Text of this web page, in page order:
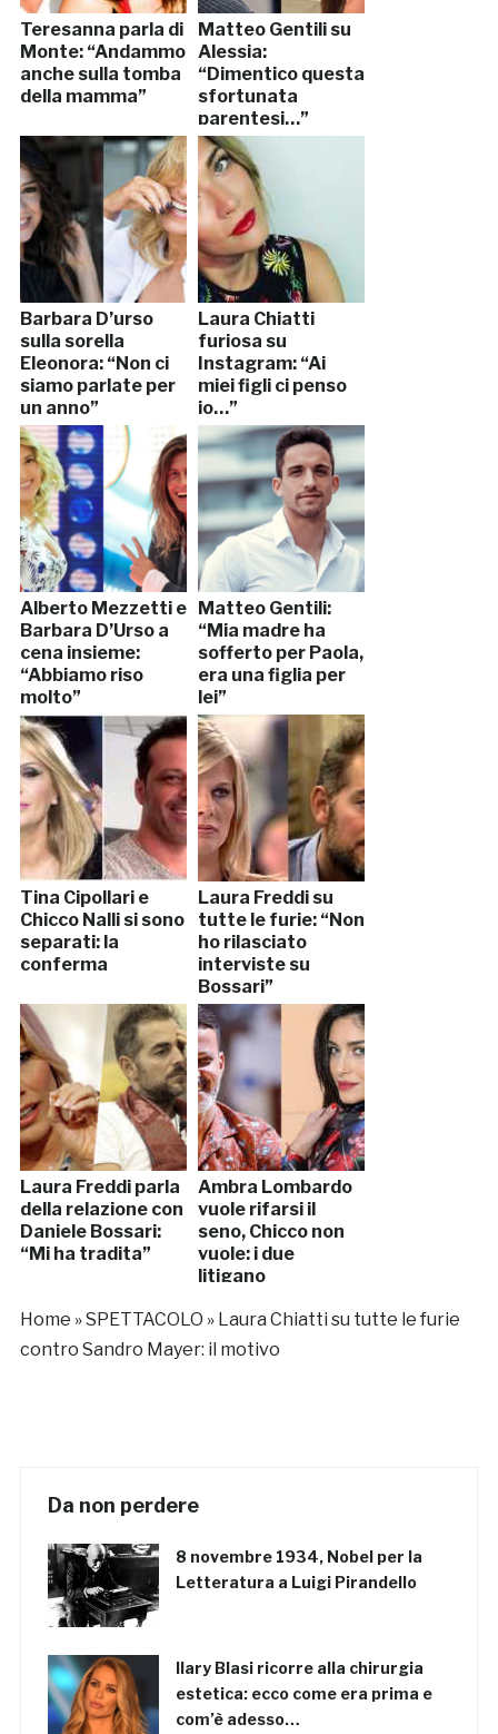
Teresanna parla di
Monte: “Andammo
anche sulla tomba
della mamma”
Matteo Gentili su
Alessia:
“Dimentico questa
sfortunata
parentesi…”
Barbara D’urso
sulla sorella
Eleonora: “Non ci
siamo parlate per
un anno”
Laura Chiatti
furiosa su
Instagram: “Ai
miei figli ci penso
io…”
Alberto Mezzetti e
Barbara D’Urso a
cena insieme:
“Abbiamo riso
molto”
Matteo Gentili:
“Mia madre ha
sofferto per Paola,
era una figlia per
lei”
Tina Cipollari e
Chicco Nalli si sono
separati: la
conferma
Laura Freddi su
tutte le furie: “Non
ho rilasciato
interviste su
Bossari”
Laura Freddi parla
della relazione con
Daniele Bossari:
“Mi ha tradita”
Ambra Lombardo
vuole rifarsi il
seno, Chicco non
vuole: i due
litigano
Home »SPETTACOLO » Laura Chiatti su tutte le furie
contro Sandro Mayer: il motivo
Da non perdere
8 novembre 1934, Nobel per la
Letteratura a Luigi Pirandello
Ilary Blasi ricorre alla chirurgia
estetica: ecco come era prima e
com’è adesso…